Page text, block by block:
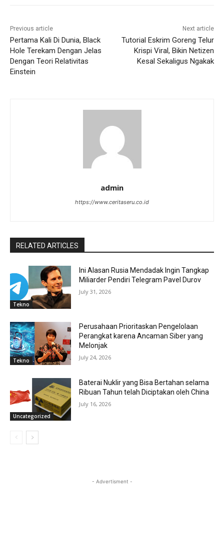
Previous article
Pertama Kali Di Dunia, Black
Hole Terekam Dengan Jelas
Dengan Teori Relativitas
Einstein
Next article
Tutorial Eskrim Goreng Telur
Krispi Viral, Bikin Netizen
Kesal Sekaligus Ngakak
admin
https://www.ceritaseru.co.id
RELATED ARTICLES
Tekno
Ini Alasan Rusia Mendadak Ingin Tangkap
Miliarder Pendiri Telegram Pavel Durov
July 31, 2026
Tekno
Perusahaan Prioritaskan Pengelolaan
Perangkat karena Ancaman Siber yang
Melonjak
July 24, 2026
Uncategorized
Baterai Nuklir yang Bisa Bertahan selama
Ribuan Tahun telah Diciptakan oleh China
July 16, 2026
- Advertisment -